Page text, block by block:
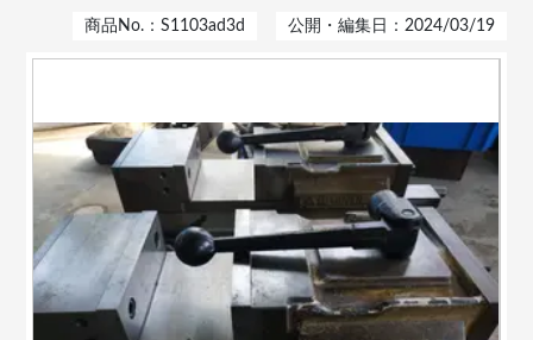
商品No.：S1103ad3d 公開・編集日：2024/03/19